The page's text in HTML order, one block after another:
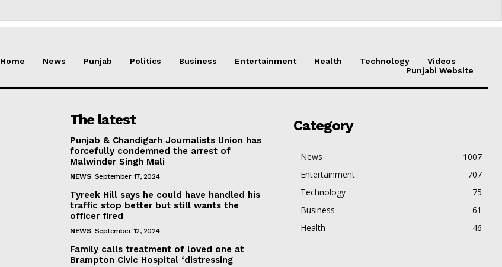
Home News Punjab Politics Business Entertainment Health Technology
Videos
Punjabi Website
The latest
Punjab & Chandigarh Journalists Union has
forcefully condemned the arrest of
Malwinder Singh Mali
NEWS September 17, 2024
Tyreek Hill says he could have handled his
traffic stop better but still wants the
officer fired
NEWS September 12, 2024
Family calls treatment of loved one at
Brampton Civic Hospital ‘distressing
Category
News
1007
Entertainment
707
Technology
75
Business
61
Health
46